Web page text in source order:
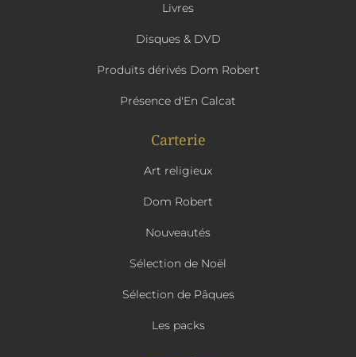
Livres
Disques & DVD
Produits dérivés Dom Robert
Présence d'En Calcat
Carterie
Art religieux
Dom Robert
Nouveautés
Sélection de Noël
Sélection de Pâques
Les packs